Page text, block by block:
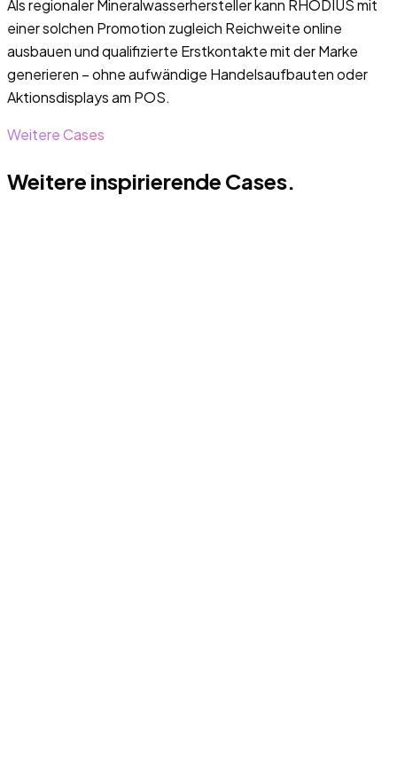
Als regionaler Mineralwasserhersteller kann RHODIUS mit
einer solchen Promotion zugleich Reichweite online
ausbauen und qualifizierte Erstkontakte mit der Marke
generieren – ohne aufwändige Handelsaufbauten oder
Aktionsdisplays am POS.
Weitere Cases
Weitere inspirierende Cases.